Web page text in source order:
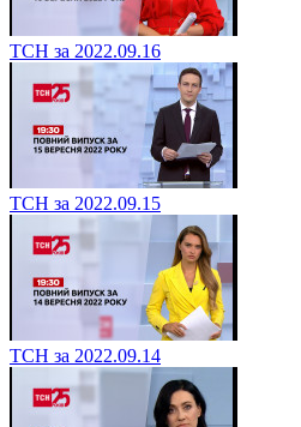
ТСН за 2022.09.16
ТСН за 2022.09.15
ТСН за 2022.09.14